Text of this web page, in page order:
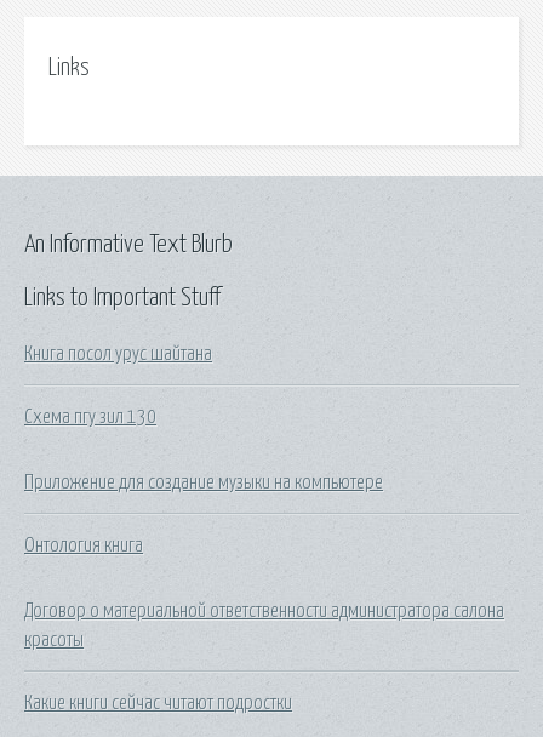
Links
Links to Important Stuff
Книга посол урус шайтана
Схема пгу зил 130
Приложение для создание музыки на компьютере
Онтология книга
Договор о материальной ответственности администратора салона
красоты
Какие книги сейчас читают подростки
An Informative Text Blurb